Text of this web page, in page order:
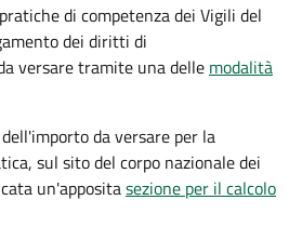
di competenza dei Vigili del
dei diritti di
versare tramite una delle modalità
da versare per la
sul sito del corpo nazionale dei
un'appositasezione per il calcolo